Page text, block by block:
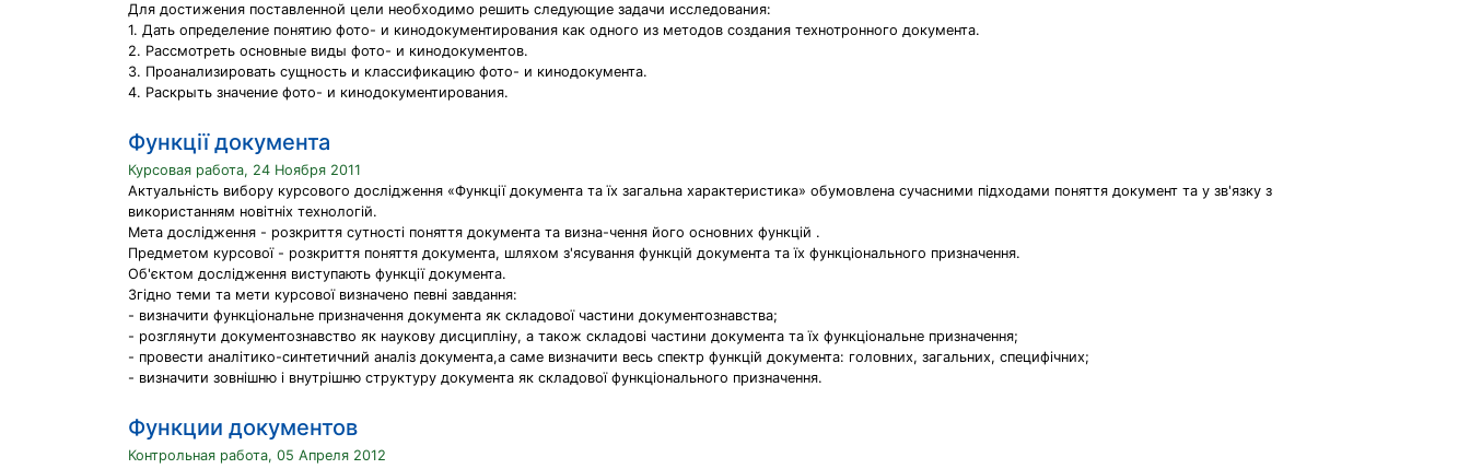
Для достижения поставленной цели необходимо решить следующие задачи исследования:
1. Дать определение понятию фото- и кинодокументирования как одного из методов создания технотронного документа.
2. Рассмотреть основные виды фото- и кинодокументов.
3. Проанализировать сущность и классификацию фото- и кинодокумента.
4. Раскрыть значение фото- и кинодокументирования.
Функції документа
Курсовая работа, 24 Ноября 2011
Актуальність вибору курсового дослідження «Функції документа та їх загальна характеристика» обумовлена сучасними підходами поняття документ та у зв'язку з
використанням новітніх технологій.
Мета дослідження - розкриття сутності поняття документа та визна-чення його основних функцій .
Предметом курсової - розкриття поняття документа, шляхом з'ясування функцій документа та їх функціонального призначення.
Об'єктом дослідження виступають функції документа.
Згідно теми та мети курсової визначено певні завдання:
- визначити функціональне призначення документа як складової частини документознавства;
- розглянути документознавство як наукову дисципліну, а також складові частини документа та їх функціональне призначення;
- провести аналітико-синтетичний аналіз документа,а саме визначити весь спектр функцій документа: головних, загальних, специфічних;
- визначити зовнішню і внутрішню структуру документа як складової функціонального призначення.
Функции документов
Контрольная работа, 05 Апреля 2012